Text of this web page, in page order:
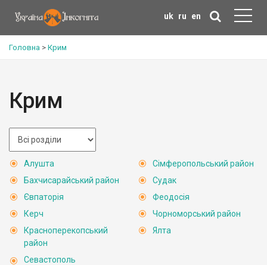
uk ru en
Головна > Крим
Крим
Алушта
Бахчисарайський район
Євпаторія
Керч
Красноперекопський
район
Севастополь
Сімферопольський район
Судак
Феодосія
Чорноморський район
Ялта